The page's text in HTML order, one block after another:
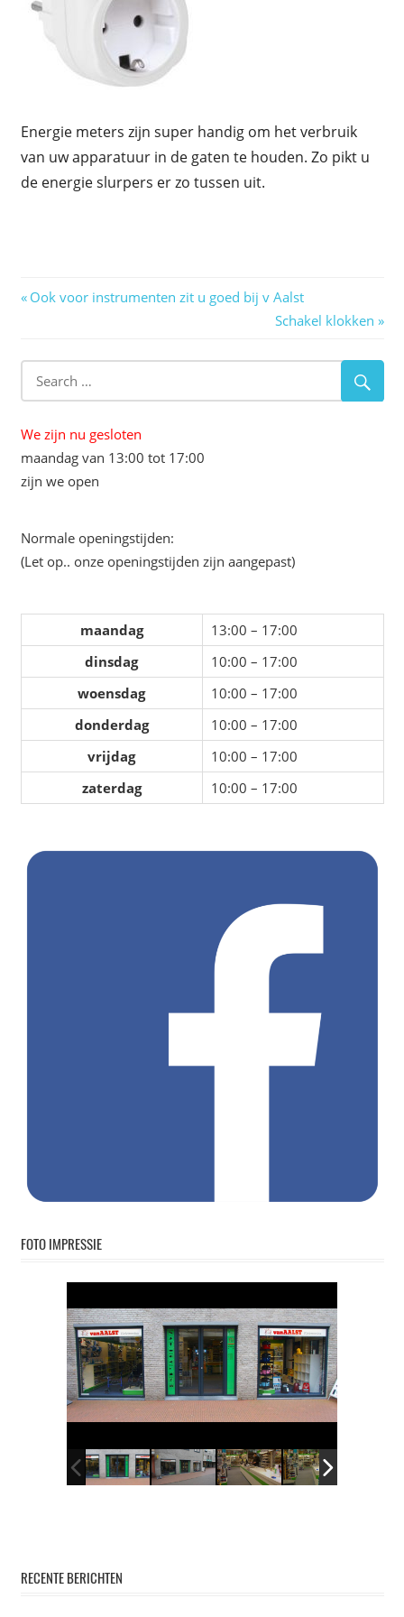
Energie meters zijn super handig om het verbruik
van uw apparatuur in de gaten te houden. Zo pikt u
de energie slurpers er zo tussen uit.
Berichtnavigatie
Previous
Ook voor instrumenten zit u goed bij v Aalst
Next
Schakel klokken
We zijn nu gesloten
maandag van 13:00 tot 17:00
zijn we open
Normale openingstijden:
(Let op.. onze openingstijden zijn aangepast)
maandag
13:00 – 17:00
dinsdag
10:00 – 17:00
woensdag
10:00 – 17:00
donderdag
10:00 – 17:00
vrijdag
10:00 – 17:00
zaterdag
10:00 – 17:00
FOTO IMPRESSIE
RECENTE BERICHTEN